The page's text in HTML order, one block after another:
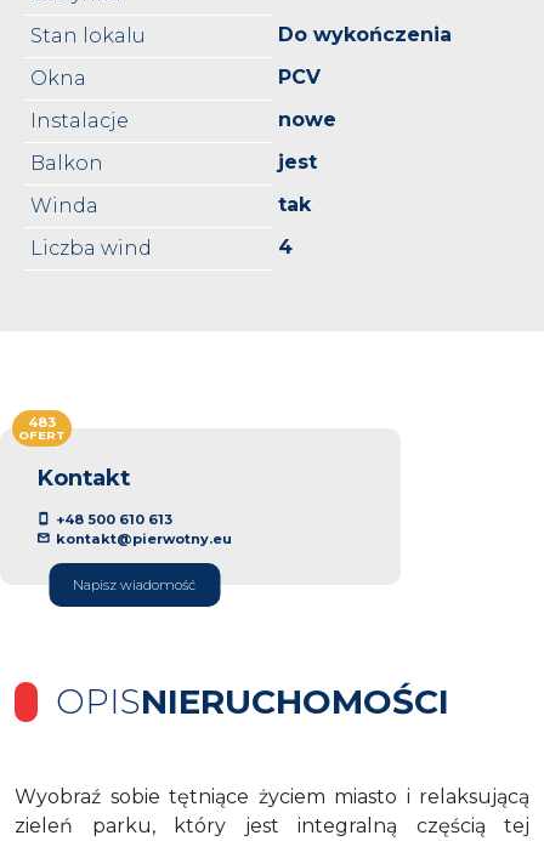
Stan lokalu
Do wykończenia
Okna
PCV
Instalacje
nowe
Balkon
jest
Winda
tak
Liczba wind
4
Kontakt
+48 500 610 613
kontakt@pierwotny.eu
Napisz wiadomość
483
OFERT
OPISNIERUCHOMOŚCI
Wyobraź sobie tętniące życiem miasto i relaksującą
zieleń parku, który jest integralną częścią tej